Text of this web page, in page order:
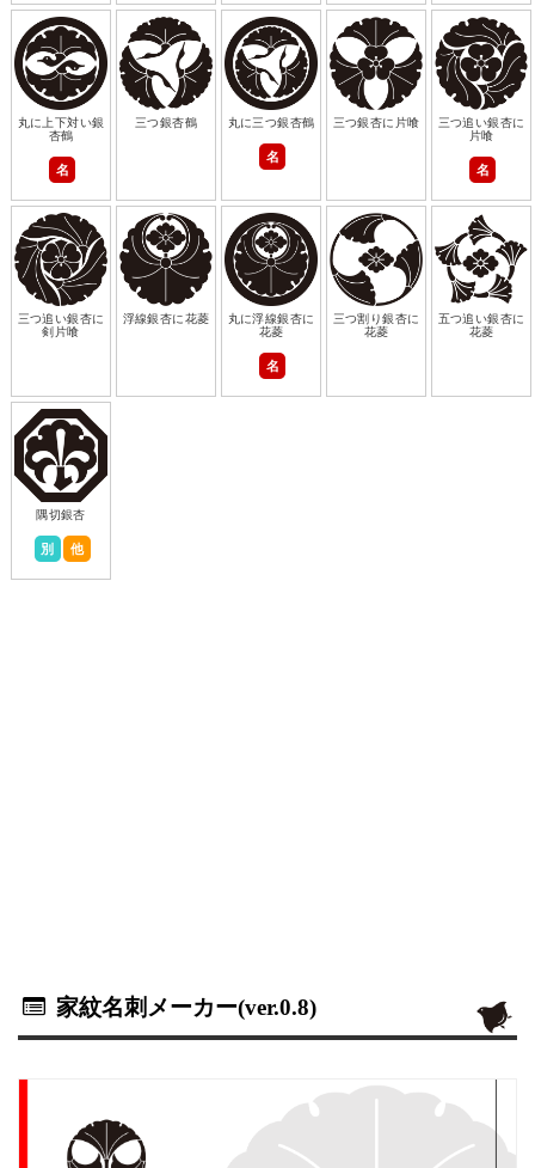
丸に上下対い銀
杏鶴
名
三つ銀杏鶴 丸に三つ銀杏鶴
名
三つ銀杏に片喰
三つ追い銀杏に
片喰
名
三つ追い銀杏に
剣片喰
浮線銀杏に花菱
丸に浮線銀杏に
花菱
名
三つ割り銀杏に
花菱
五つ追い銀杏に
花菱
隅切銀杏
別 他
家紋名刺メーカー(ver.0.8)